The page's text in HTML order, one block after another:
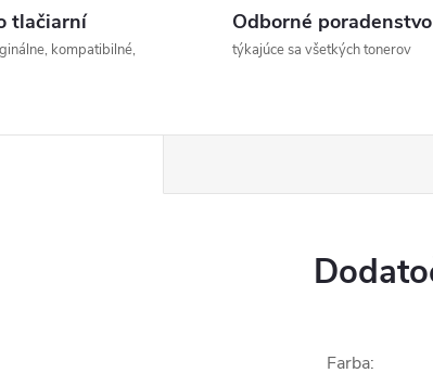
tlačiarní
kompatibilné,
Odborné poradenstvo
týkajúce sa všetkých tonerov
Farba: